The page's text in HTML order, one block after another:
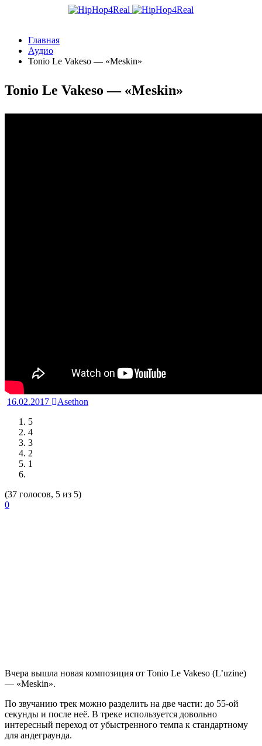
Главная
Аудио
Tonio Le Vakeso — «Meskin»
Tonio Le Vakeso — «Meskin»
16.02.2017
Asethon
5
4
3
2
1
(37 голосов, 5 из 5)
0
Вчера вышла новая композиция от Tonio Le Vakeso (L’uzine)
— «Meskin».
По звучанию трек можно разделить на две части: до 55-ой
секунды и после неё. В треке используется довольно
интересный переход от убыстренного темпа к стандартному
для андеграунда.